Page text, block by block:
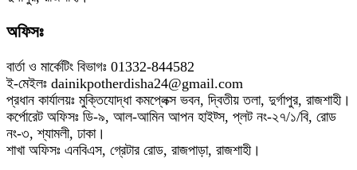
অফিসঃ
বার্তা ও মার্কেটিং বিভাগঃ 01332-844582
ই-মেইলঃ dainikpotherdisha24@gmail.com
প্রধান কার্যালয়ঃ মুক্তিযোদ্ধা কমপ্লেক্স ভবন, দ্বিতীয় তলা, দুর্গাপুর, রাজশাহী।
কর্পোরেট অফিসঃ ডি-৯, আল-আমিন আপন হাইট্স, প্লট নং-২৭/১/বি, রোড
নং-৩, শ্যামলী, ঢাকা।
শাখা অফিসঃ এনবিএস, গ্রেটার রোড, রাজপাড়া, রাজশাহী।